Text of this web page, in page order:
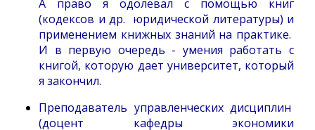
А право я одолевал с помощью книг
(кодексов и др. юридической литературы) и
применением книжных знаний на практике.
И в первую очередь - умения работать с
книгой, которую дает университет, который
я закончил.
Преподаватель управленческих дисциплин
(доцент кафедры экономики